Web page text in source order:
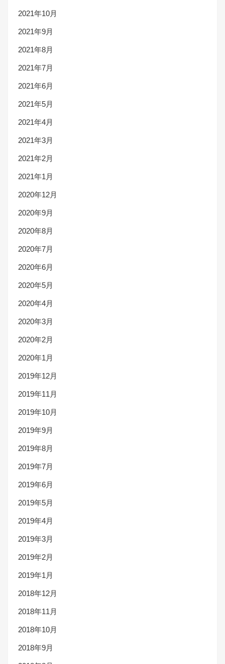
2021年10月
2021年9月
2021年8月
2021年7月
2021年6月
2021年5月
2021年4月
2021年3月
2021年2月
2021年1月
2020年12月
2020年9月
2020年8月
2020年7月
2020年6月
2020年5月
2020年4月
2020年3月
2020年2月
2020年1月
2019年12月
2019年11月
2019年10月
2019年9月
2019年8月
2019年7月
2019年6月
2019年5月
2019年4月
2019年3月
2019年2月
2019年1月
2018年12月
2018年11月
2018年10月
2018年9月